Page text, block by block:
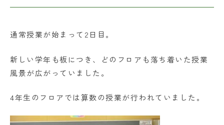
アクセス
在校生・保護者の皆さま
採用情報
通常授業が始まって2日目。
新しい学年も板につき、どのフロアも落ち着いた授業
風景が広がっていました。
4年生のフロアでは算数の授業が行われていました。